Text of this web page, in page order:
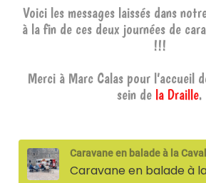
Voici les messages laissés dans
à la fin de ces deux journées de
!!!
Merci à Marc Calas pour l’accueil
sein de la Draille.
Caravane en balade à la